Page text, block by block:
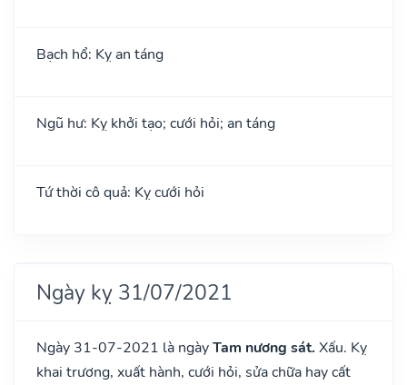
Bạch hổ: Kỵ an táng
Ngũ hư: Kỵ khởi tạo; cưới hỏi; an táng
Tứ thời cô quả: Kỵ cưới hỏi
Ngày kỵ 31/07/2021
Ngày 31-07-2021 là ngàyTam nương sát. Xấu. Kỵ
khai trương, xuất hành, cưới hỏi, sửa chữa hay cất